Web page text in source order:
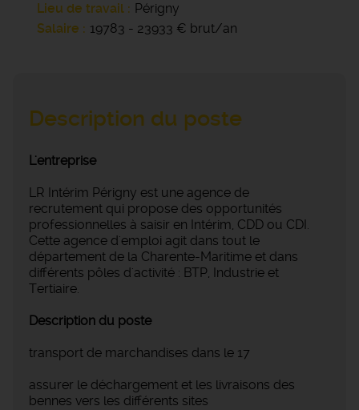
Lieu de travail
Périgny
Salaire
19783 - 23933 € brut/an
Description du poste
L'entreprise
LR Intérim Périgny est une agence de
recrutement qui propose des opportunités
professionnelles à saisir en Intérim, CDD ou CDI.
Cette agence d'emploi agit dans tout le
département de la Charente-Maritime et dans
différents pôles d'activité : BTP, Industrie et
Tertiaire.
Description du poste
transport de marchandises dans le 17
assurer le déchargement et les livraisons des
bennes vers les différents sites